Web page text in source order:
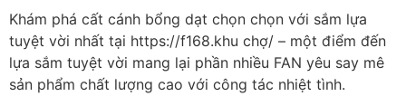
Khám phá cất cánh bổng dạt chọn chọn với sắm lựa
tuyệt vời nhất tại https://f168.khu chợ/ – một điểm đến
lựa sắm tuyệt vời mang lại phần nhiều FAN yêu say mê
sản phẩm chất lượng cao với công tác nhiệt tình.